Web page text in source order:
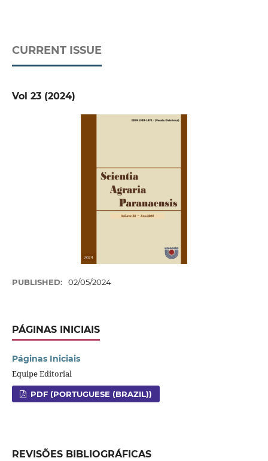
CURRENT ISSUE
Vol 23 (2024)
PUBLISHED: 02/05/2024
PÁGINAS INICIAIS
Páginas Iniciais
Equipe Editorial
PDF (PORTUGUESE (BRAZIL))
REVISÕES BIBLIOGRÁFICAS